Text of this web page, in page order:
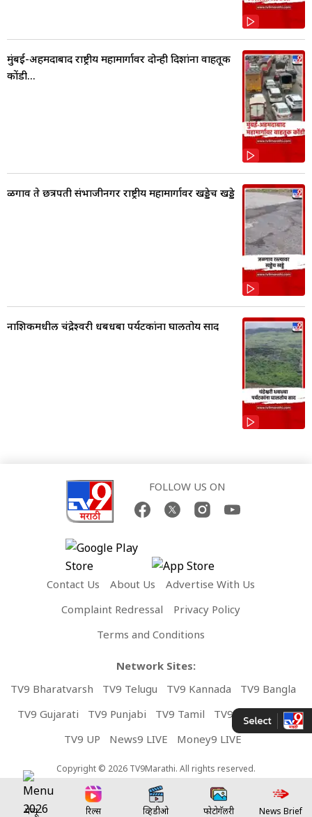
मुंबई-अहमदाबाद राष्ट्रीय महामार्गावर दोन्ही दिशांना वाहतूक
कोंडी...
ळगाव ते छत्रपती संभाजीनगर राष्ट्रीय महामार्गावर खड्डेच खड्डे
नाशिकमधील चंद्रेश्वरी धबधबा पर्यटकांना घालतोय साद
FOLLOW US ON
Contact Us About Us
Advertise With Us
Complaint Redressal
Privacy Policy
Terms and Conditions
Network Sites:
TV9 Bharatvarsh
TV9 Telugu TV9 Kannada
TV9 Bangla
TV9 Gujarati
TV9 Punjabi TV9 Tamil
TV9 Malayalam
TV9 UP
News9 LIVE Money9 LIVE
Copyright © 2026 TV9Marathi. All rights reserved.
मेन्यू रिल्स व्हिडीओ फोटोगॅलरी News Brief